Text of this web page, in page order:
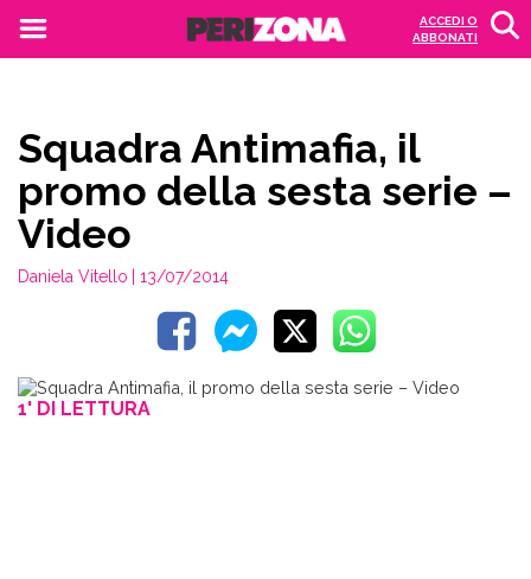
ACCEDI O
ABBONATI
Squadra Antimafia, il
promo della sesta serie –
Video
Daniela Vitello | 13/07/2014
1' DI LETTURA